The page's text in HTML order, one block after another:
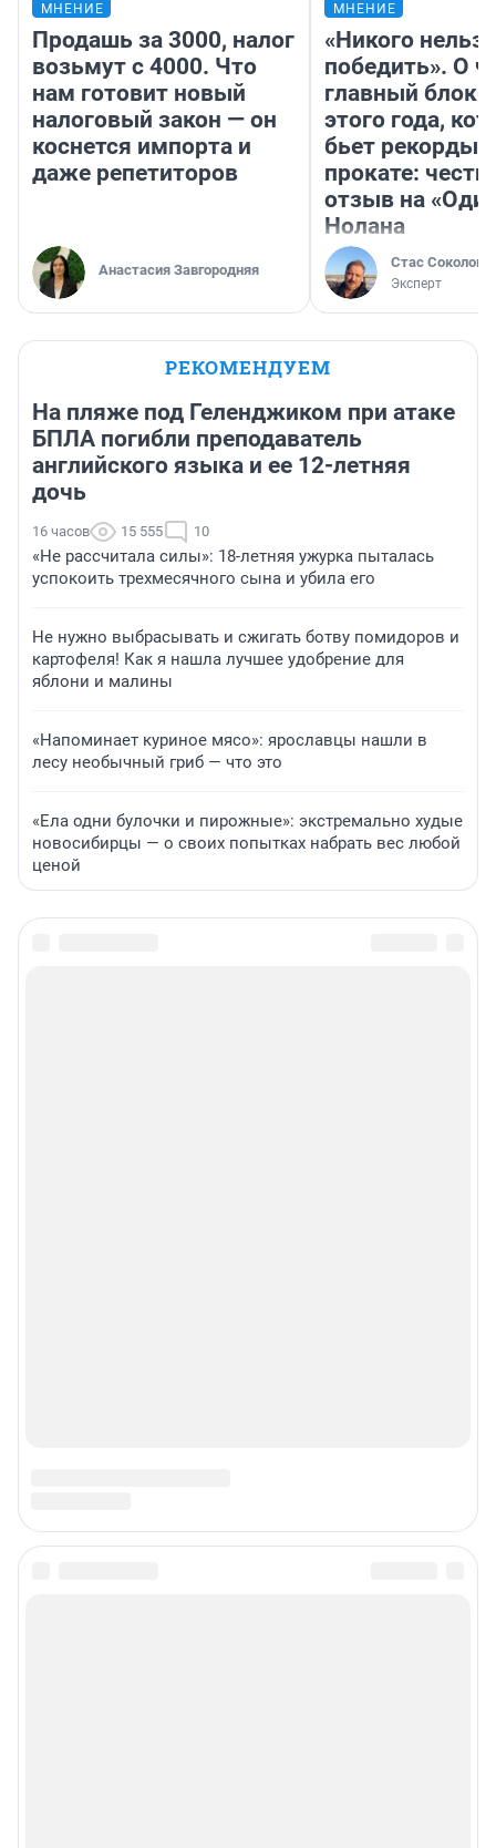
МНЕНИЕ
Продашь за 3000, налог
возьмут с 4000. Что
нам готовит новый
налоговый закон — он
коснется импорта и
даже репетиторов
Анастасия Завгородняя
МНЕНИЕ
«Никого нельзя
победить». О
главный
этого года,
бьет рекорды в
прокате:
отзыв на
Нолана
Стас Соколов
Эксперт
РЕКОМЕНДУЕМ
На пляже под Геленджиком при атаке
БПЛА погибли преподаватель
английского языка и ее 12-летняя
дочь
16 часов 15 555 10
«Не рассчитала силы»: 18-летняя ужурка пыталась
успокоить трехмесячного сына и убила его
Не нужно выбрасывать и сжигать ботву помидоров и
картофеля! Как я нашла лучшее удобрение для
яблони и малины
«Напоминает куриное мясо»: ярославцы нашли в
лесу необычный гриб — что это
«Ела одни булочки и пирожные»: экстремально худые
новосибирцы — о своих попытках набрать вес любой
ценой